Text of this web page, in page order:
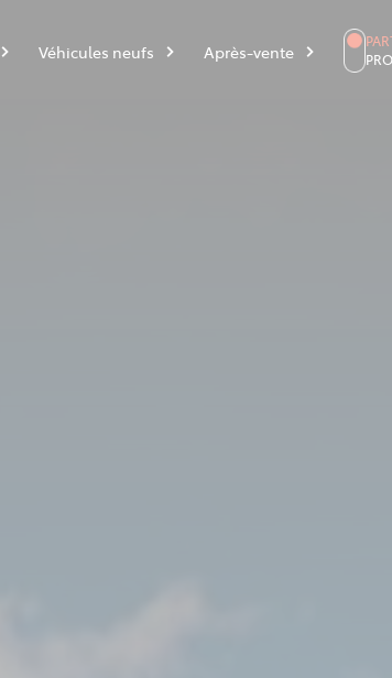
Véhicules neufs Après-vente